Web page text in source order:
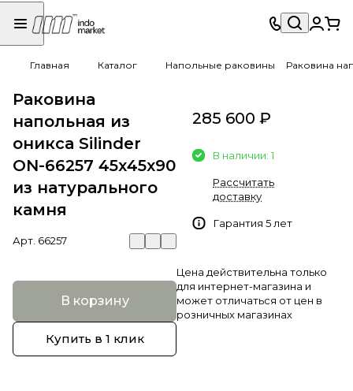
Главная Каталог Напольные раковины Раковина
Раковина
напольная из
оникса Silinder
ON-66257 45х45х90
из натурального
камня
Арт. 66257
В корзину
Купить в 1 клик
285 600 ₽
В наличии: 1
Рассчитать
доставку
Гарантия 5 лет
Цена действительна только
для интернет-магазина и
может отличаться от цен в
розничных магазинах